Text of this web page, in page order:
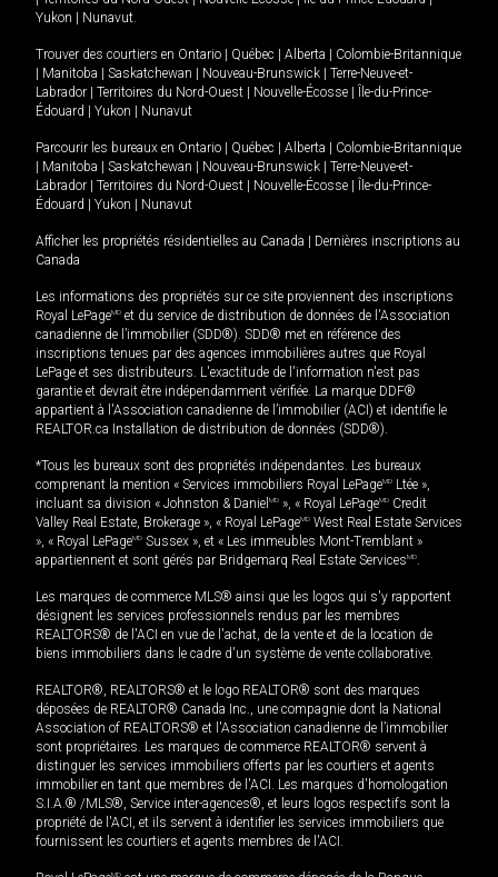
Yukon
Nunavut.
Trouver des courtiers en Ontario Québec Alberta
Colombie-Britannique
Manitoba Saskatchewan Nouveau-Brunswick
Terre-Neuve-et-
Labrador
Territoires du Nord-Ouest Nouvelle-Écosse
Île-du-Prince-
Édouard
Yukon Nunavut
Parcourir les bureaux en Ontario Québec Alberta
Colombie-Britannique
Manitoba Saskatchewan Nouveau-Brunswick
Terre-Neuve-et-
Labrador
Territoires du Nord-Ouest Nouvelle-Écosse
Île-du-Prince-
Édouard
Yukon Nunavut
Afficher les propriétés résidentielles au Canada
Dernières inscriptions au
Canada
Les informations des propriétés sur ce site proviennent des inscriptions
Royal LePageMD et du service de distribution de données de l'Association
canadienne de l’immobilier (SDD®). SDD® met en référence des
inscriptions tenues par des agences immobilières autres que Royal
LePage et ses distributeurs. L'exactitude de l'information n'est pas
garantie et devrait être indépendamment vérifiée. La marque DDF®
appartient à l'Association canadienne de l’immobilier (ACI) et identifie le
REALTOR.ca Installation de distribution de données (SDD®).
*Tous les bureaux sont des propriétés indépendantes. Les bureaux
comprenant la mention « Services immobiliers Royal LePageMD Ltée »,
incluant sa division « Johnston & Daniel MD », « Royal LePageMD Credit
Valley Real Estate, Brokerage », « Royal LePageMD West Real Estate Services
», « Royal LePageMD Sussex », et « Les immeubles Mont-Tremblant »
appartiennent et sont gérés par Bridgemarq Real Estate ServicesMD.
Les marques de commerce MLS® ainsi que les logos qui s'y rapportent
désignent les services professionnels rendus par les membres
REALTORS® de l'ACI en vue de l'achat, de la vente et de la location de
biens immobiliers dans le cadre d'un système de vente collaborative.
REALTOR®, REALTORS® et le logo REALTOR® sont des marques
déposées de REALTOR® Canada Inc., une compagnie dont la National
Association of REALTORS® et l'Association canadienne de l’immobilier
sont propriétaires. Les marques de commerce REALTOR® servent à
distinguer les services immobiliers offerts par les courtiers et agents
immobilier en tant que membres de l'ACI. Les marques d'homologation
S.I.A.® /MLS®, Service inter-agences®, et leurs logos respectifs sont la
propriété de l'ACI, et ils servent à identifier les services immobiliers que
fournissent les courtiers et agents membres de l'ACI.
MD